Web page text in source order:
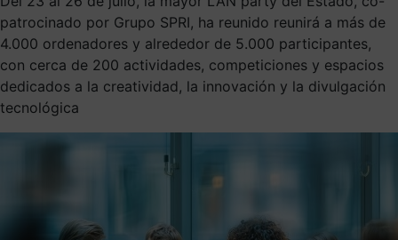
patrocinado por Grupo SPRI, ha reunido reunirá a más de
4.000 ordenadores y alrededor de 5.000 participantes,
con cerca de 200 actividades, competiciones y espacios
dedicados a la creatividad, la innovación y la divulgación
tecnológica